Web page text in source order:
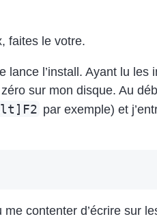
faites le votre.
lance l’install. Ayant lu les
sur mon disque. Au
par exemple) et
contenter d’écrire sur